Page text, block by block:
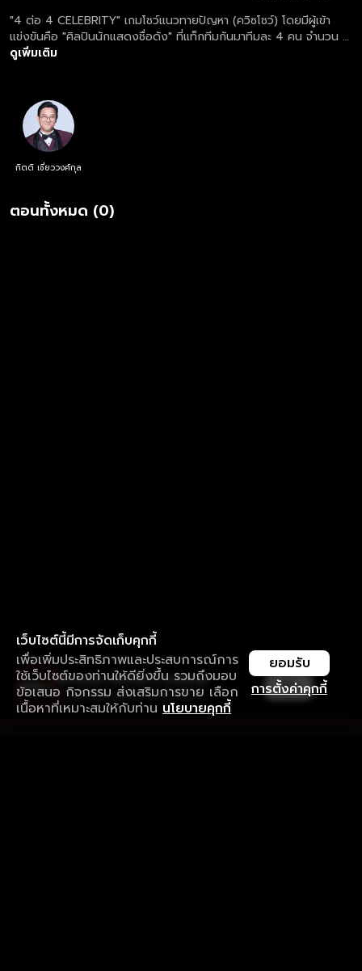
"4 ต่อ 4 CELEBRITY" เกมโชว์แนวทายปัญหา (ควิซโชว์) โดยมีผู้เข้า
แข่งขันคือ "ศิลปินนักแสดงชื่อดัง" ที่แท็กทีมกันมาทีมละ 4 คน จำนวน 3
ทีม เพื่อแข่งขันตอบคำถามจาก "ผลสำรวจ"
ดูเพิ่มเติม
กิตติ เชี่ยววงศ์กุล
ตอนทั้งหมด (0)
เว็บไซต์นี้มีการจัดเก็บคุกกี้
เพื่อเพิ่มประสิทธิภาพและประสบการณ์การ
ใช้เว็บไซต์ของท่านให้ดียิ่งขึ้น รวมถึงมอบ
ข้อเสนอ กิจกรรม ส่งเสริมการขาย เลือก
เนื้อหาที่เหมาะสมให้กับท่าน นโยบายคุกกี้
การตั้งค่าคุกกี้
ยอมรับ
ใช้งานแอป ลื่นไหลกว่า ไม่มีสะดุด
ดาวน์โหลดแอปเพื่อการรับชมที่ดีกว่า เปิด